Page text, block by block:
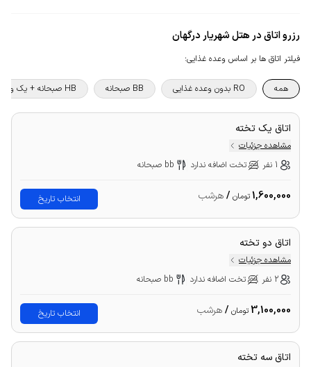
رزرو اتاق در هتل شهریار درگهان
فیلتر اتاق ها بر اساس وعده غذایی:
همه RO بدون وعده غذایی BB صبحانه HB صبحانه + یک وعده غذا
اتاق یک تخته
مشاهده جزئیات
1 نفر
تخت اضافه ندارد bb صبحانه
1,600,000تومان /هرشب انتخاب تاریخ
اتاق دو تخته
مشاهده جزئیات
2 نفر
تخت اضافه ندارد bb صبحانه
3,100,000تومان /هرشب انتخاب تاریخ
اتاق سه تخته